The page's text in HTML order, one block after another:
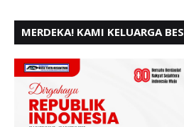
MERDEKA! KAMI KELUARGA